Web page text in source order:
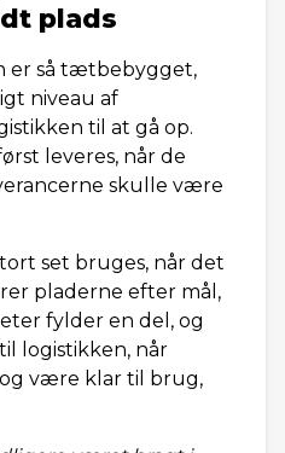
plads
er så tætbebygget,
niveau af
til at gå op.
leveres, når de
skulle være
set bruges, når det
pladerne efter mål,
fylder en del, og
logistikken, når
være klar til brug,